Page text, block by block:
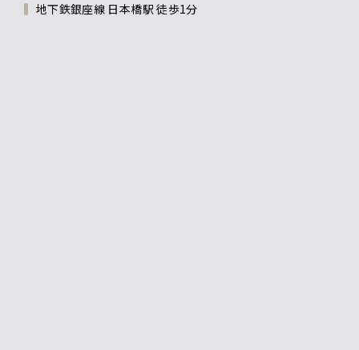
地下鉄銀座線 日本橋駅 徒歩1分